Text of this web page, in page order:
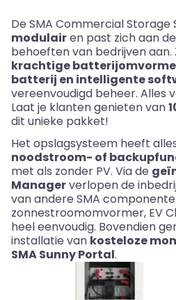
De SMA Commercial Storage
modulairen past zich aan
behoeften van bedrijven
krachtige
batterij en intelligente
vereenvoudigd beheer. Alles
Laat je klanten genieten van
dit unieke pakket!
Het opslagsysteem heeft
noodstroom- of
met als zonder PV. Via de
Managerverlopen de
van andere SMA
zonnestroomomvormer, EV
heel eenvoudig. Bovendien
installatie van kosteloze
SMA Sunny Portal.